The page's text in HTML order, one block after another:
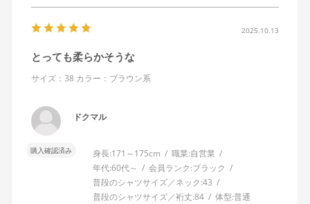
2025.10.13
とっても柔らかそうな
サイズ：38 カラー：ブラウン系
ドクマル
購入確認済み 身長:171～175cm 職業:自営業
年代:60代～ 会員ランク:ブラック
普段のシャツサイズ／ネック:43
普段のシャツサイズ／裄丈:84 体型:普通